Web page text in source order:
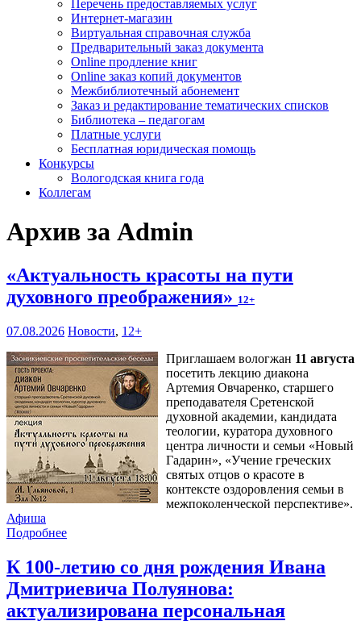
Перечень предоставляемых услуг
Интернет-магазин
Виртуальная справочная служба
Предварительный заказ документа
Online продление книг
Online заказ копий документов
Межбиблиотечный абонемент
Заказ и редактирование тематических списков
Библиотека – педагогам
Платные услуги
Бесплатная юридическая помощь
Конкурсы
Вологодская книга года
Коллегам
Архив за Admin
«Актуальность красоты на пути
духовного преображения» 12+
07.08.2026 Новости, 12+
Приглашаем вологжан 11 августа
посетить лекцию диакона
Артемия Овчаренко, старшего
преподавателя Сретенской
духовной академии, кандидата
теологии, куратора духовного
центра личности и семьи «Новый
Гадарин», «Учение греческих
святых отцов о красоте в
контексте оздоровления семьи в
межпоколенческой перспективе».
Афиша
Подробнее
К 100-летию со дня рождения Ивана
Дмитриевича Полуянова:
актуализирована персональная